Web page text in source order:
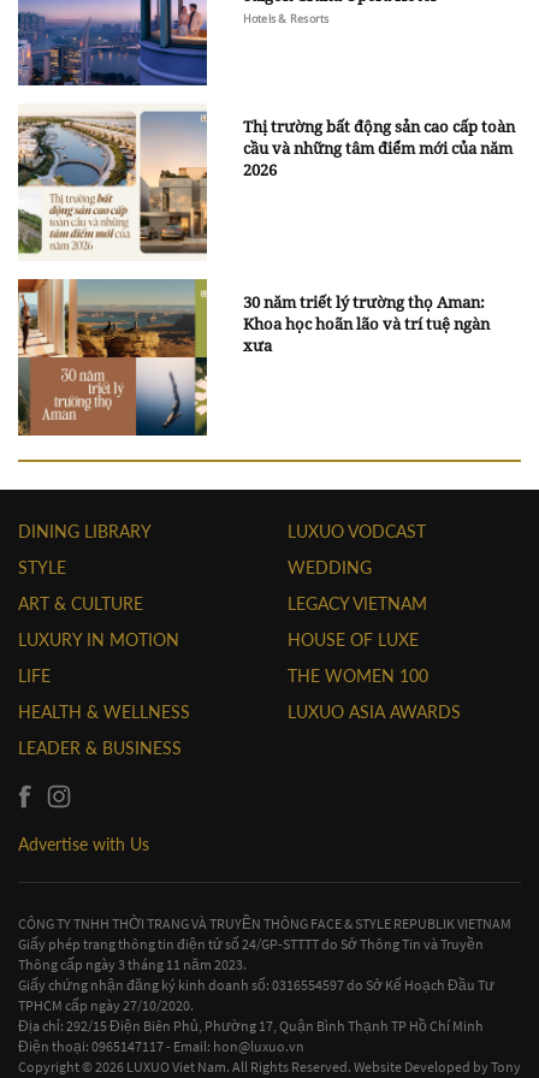
Hotels & Resorts
Thị trường bất động sản cao cấp toàn
cầu và những tâm điểm mới của năm
2026
30 năm triết lý trường thọ Aman:
Khoa học hoãn lão và trí tuệ ngàn
xưa
DINING LIBRARY
STYLE
ART & CULTURE
LUXURY IN MOTION
LIFE
HEALTH & WELLNESS
LEADER & BUSINESS
LUXUO VODCAST
WEDDING
LEGACY VIETNAM
HOUSE OF LUXE
THE WOMEN 100
LUXUO ASIA AWARDS
Advertise with Us
CÔNG TY TNHH THỜI TRANG VÀ TRUYỀN THÔNG FACE & STYLE REPUBLIK VIETNAM
Giấy phép trang thông tin điện tử số 24/GP-STTTT do Sở Thông Tin và Truyền
Thông cấp ngày 3 tháng 11 năm 2023.
Giấy chứng nhận đăng ký kinh doanh số: 0316554597 do Sở Kế Hoạch Đầu Tư
TPHCM cấp ngày 27/10/2020.
Địa chỉ: 292/15 Điện Biên Phủ, Phường 17, Quận Bình Thạnh TP Hồ Chí Minh
Điện thoại: 0965147117 - Email: hon@luxuo.vn
Copyright © 2026 LUXUO Viet Nam. All Rights Reserved. Website Developed byTony